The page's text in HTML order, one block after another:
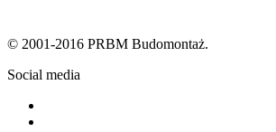
© 2001-2016 PRBM Budomontaż.
Social media